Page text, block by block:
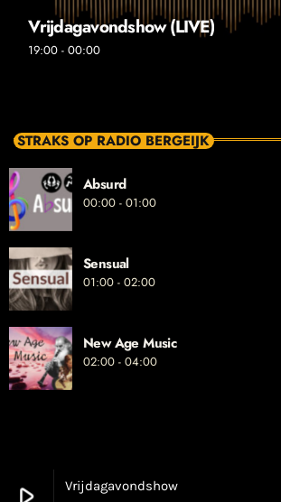
Vrijdagavondshow
Vrijdagavondshow (LIVE)
19:00 - 00:00
STRAKS OP RADIO BERGEIJK
Absurd
00:00 - 01:00
Sensual
01:00 - 02:00
New Age Music
02:00 - 04:00